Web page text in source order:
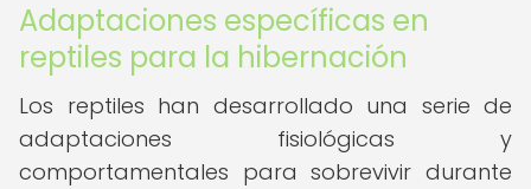
Adaptaciones específicas en
reptiles para la hibernación
Los reptiles han desarrollado una serie de
adaptaciones fisiológicas y
comportamentales para sobrevivir durante